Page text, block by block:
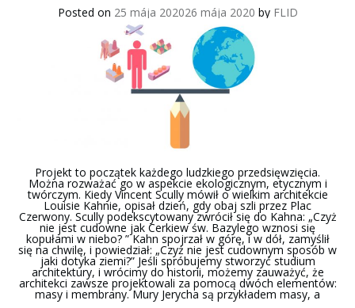
Posted on 25 mája 202026 mája 2020 by FLID
Projekt to początek każdego ludzkiego przedsięwzięcia.
Można rozważać go w aspekcie ekologicznym, etycznym i
twórczym. Kiedy Vincent Scully mówił o wielkim architekcie
Louisie Kahnie, opisał dzień, gdy obaj szli przez Plac
Czerwony. Scully podekscytowany zwrócił się do Kahna: „Czyż
nie jest cudowne jak Cerkiew św. Bazylego wznosi się
kopułami w niebo? ” Kahn spojrzał w górę, i w dół, zamyślił
się na chwilę, i powiedział: „Czyż nie jest cudownym sposób w
jaki dotyka ziemi?” Jeśli spróbujemy stworzyć studium
architektury, i wrócimy do historii, możemy zauważyć, że
architekci zawsze projektowali za pomocą dwóch elementów:
masy i membrany. Mury Jerycha są przykładem masy, a